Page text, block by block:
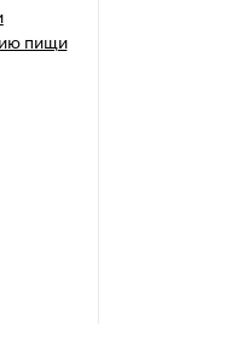
пищи